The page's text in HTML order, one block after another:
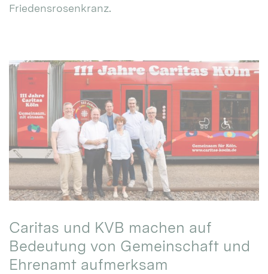
Friedensrosenkranz.
Caritas und KVB machen auf
Bedeutung von Gemeinschaft und
Ehrenamt aufmerksam